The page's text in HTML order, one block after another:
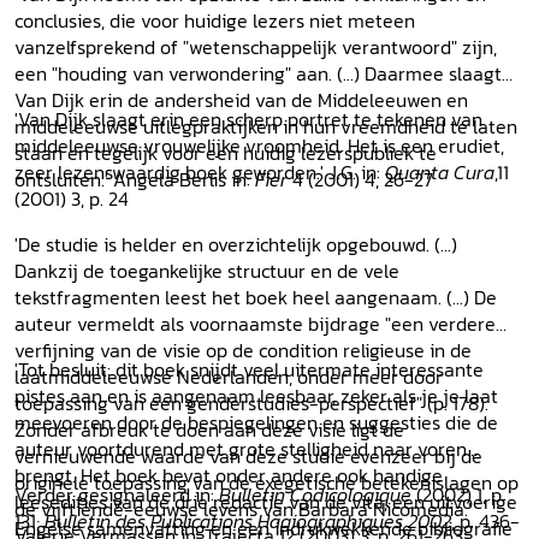
conclusies, die voor huidige lezers niet meteen
vanzelfsprekend of "wetenschappelijk verantwoord" zijn,
een "houding van verwondering" aan. (...) Daarmee slaagt
Van Dijk erin de andersheid van de Middeleeuwen en
middeleeuwse uitlegpraktijken in hun vreemdheid te laten
staan en tegelijk voor een huidig lezerspubliek te
ontsluiten.' Angela Berlis in:Fier4 (2001) 4, 26-27
'Van Dijk slaagt erin een scherp portret te tekenen van
middeleeuwse vrouwelijke vroomheid. Het is een erudiet,
zeer lezenswaardig boek geworden.' J.G. in: Quanta Cura,11
(2001) 3, p. 24
'De studie is helder en overzichtelijk opgebouwd. (...)
Dankzij de toegankelijke structuur en de vele
tekstfragmenten leest het boek heel aangenaam. (...) De
auteur vermeldt als voornaamste bijdrage "een verdere
verfijning van de visie op de condition religieuse in de
laatmiddeleeuwse Nederlanden, onder meer door
toepassing van een genderstudies-perspectief" (p. 178).
Zonder afbreuk te doen aan deze visie ligt de
vernieuwende waarde van deze studie evenzeer bij de
originele toepassing van de exegetische betekenislagen op
de vijftiende-eeuwse levens van Barbara Nicomedia.'
'Tot besluit: dit boek snijdt veel uitermate interessante
pistes aan en is aangenaam leesbaar, zeker als je je laat
meevoeren door de bespiegelingen en suggesties die de
auteur voortdurend met grote stelligheid naar voren
brengt. Het boek bevat onder andere ook handige
leesedities van de drie redactie van de vita, een uitvoerige
Engelse samenvatting en een indrukwekkende bibliografie
Verder gesignaleerd in:Bulletin Codicologique(2002) 1, p.
131;Bulletin des Publications Hagiographiques 2002, p. 436-